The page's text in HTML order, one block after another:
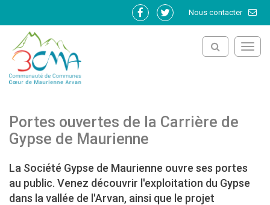
Nous contacter
Lien
Lien
Portes ouvertes de la Carrière de
Gypse de Maurienne
La Société Gypse de Maurienne ouvre ses portes
au public. Venez découvrir l'exploitation du Gypse
dans la vallée de l'Arvan, ainsi que le projet